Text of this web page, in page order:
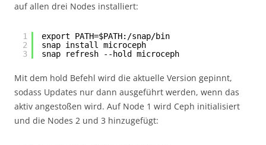
auf allen drei Nodes installiert:
1
2
3
export PATH=$PATH:/snap/bin
snap install microceph
snap refresh --hold microceph
Mit dem hold Befehl wird die aktuelle Version gepinnt,
sodass Updates nur dann ausgeführt werden, wenn das
aktiv angestoßen wird. Auf Node 1 wird Ceph initialisiert
und die Nodes 2 und 3 hinzugefügt: